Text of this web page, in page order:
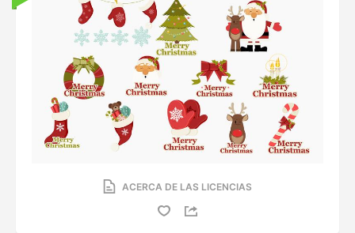
ACERCA DE LAS LICENCIAS